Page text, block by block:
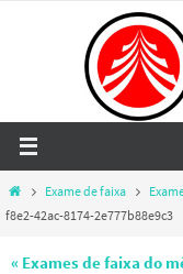
HomeExame de faixa
f8e2-42ac-8174-2e777b88e9c3
« Exames de faixa do